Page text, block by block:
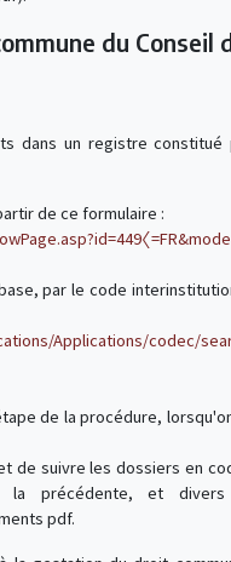
du Conseil
dans un registre constitué
de ce formulaire :
par le code
Applications/codec/
de la procédure,
de suivre les dossiers en
la précédente, et divers
pdf.